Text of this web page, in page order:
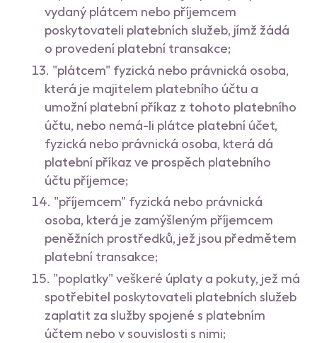
vydaný plátcem nebo příjemcem
poskytovateli platebních služeb, jímž žádá
o provedení platební transakce;
"plátcem" fyzická nebo právnická osoba,
která je majitelem platebního účtu a
umožní platební příkaz z tohoto platebního
účtu, nebo nemá-li plátce platební účet,
fyzická nebo právnická osoba, která dá
platební příkaz ve prospěch platebního
účtu příjemce;
"příjemcem" fyzická nebo právnická
osoba, která je zamýšleným příjemcem
peněžních prostředků, jež jsou předmětem
platební transakce;
"poplatky" veškeré úplaty a pokuty, jež má
spotřebitel poskytovateli platebních služeb
zaplatit za služby spojené s platebním
účtem nebo v souvislosti s nimi;